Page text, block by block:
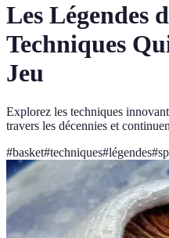
Les Légendes
Techniques
Jeu
Explorez les techniques
travers les décennies et
#basket#techniques#légendes#